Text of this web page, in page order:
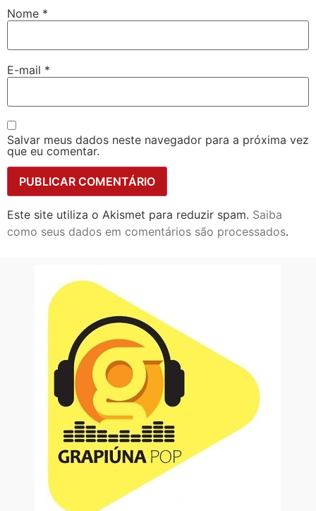
Nome *
E-mail *
Salvar meus dados neste navegador para a próxima vez
que eu comentar.
Este site utiliza o Akismet para reduzir spam. Saiba
como seus dados em comentários são processados.